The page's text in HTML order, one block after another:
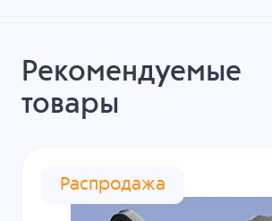
Рекомендуемые
товары
Распродажа